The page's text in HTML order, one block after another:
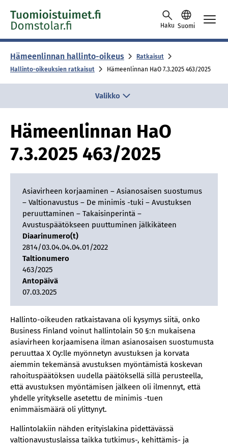
Skip to content -saavutettavuusohje
Haku Suomi
Hämeenlinnan hallinto-oikeus
Ratkaisut
Hallinto-oikeuksien ratkaisut
Hä­meen­lin­nan HaO 7.3.2025 463/​2025
Valikko
Hä­meen­lin­nan HaO
7.3.2025 463/​2025
Asiavirheen korjaaminen – Asianosaisen suostumus
– Valtionavustus – De minimis -tuki – Avustuksen
peruuttaminen – Takaisinperintä –
Avustuspäätökseen puuttuminen jälkikäteen
Diaarinumero(t)
2814/03.04.04.04.01/2022
Taltionumero
463/2025
Antopäivä
07.03.2025
Hallinto-oikeuden ratkaistavana oli kysymys siitä, onko
Business Finland voinut hallintolain 50 §:n mukaisena
asiavirheen korjaamisena ilman asianosaisen suostumusta
peruuttaa X Oy:lle myönnetyn avustuksen ja korvata
aiemmin tekemänsä avustuksen myöntämistä koskevan
rahoituspäätöksen uudella päätöksellä sillä perusteella,
että avustuksen myöntämisen jälkeen oli ilmennyt, että
yhdelle yritykselle asetettu de minimis -tuen
enimmäismäärä oli ylittynyt.
Hallintolakiin nähden erityislakina pidettävässä
valtionavustuslaissa taikka tutkimus-, kehittämis- ja